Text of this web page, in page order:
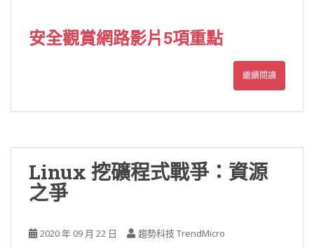
安全觀賞網路影片5項重點
繼續閱讀
Linux 挖礦程式戰爭：資源
之爭
2020 年 09 月 22 日 趨勢科技 TrendMicro